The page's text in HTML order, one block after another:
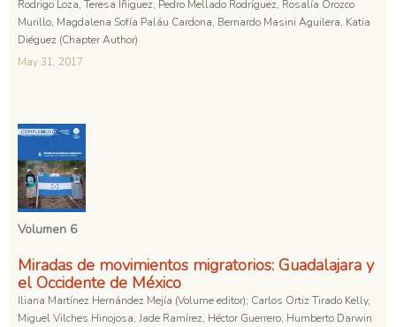
Rodrigo Loza, Teresa Iñiguez, Pedro Mellado Rodríguez, Rosalía Orozco
Murillo, Magdalena Sofía Paláu Cardona, Bernardo Masini Aguilera, Katia
Diéguez (Chapter Author)
May 31, 2017
Volumen 6
Miradas de movimientos migratorios: Guadalajara y
el Occidente de México
Iliana Martínez Hernández Mejía (Volume editor); Carlos Ortiz Tirado Kelly,
Miguel Vilches Hinojosa, Jade Ramírez, Héctor Guerrero, Humberto Darwin